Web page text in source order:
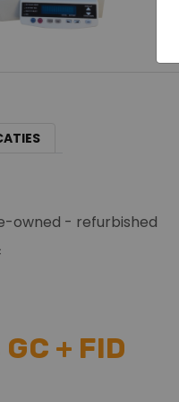
owned - refurbished
+ FID